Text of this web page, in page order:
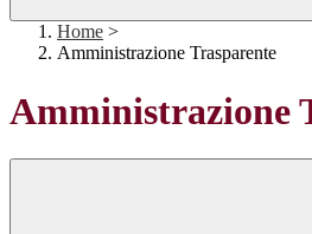
Home >
Amministrazione Trasparente
Amministrazione